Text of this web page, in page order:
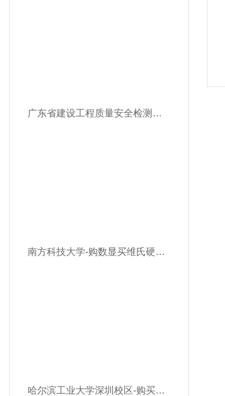
广东省建设工程质量安全检测总站有限公司-购买数显布洛维硬度计“奥龙芯”全自动洛氏硬度计自动转塔显微维氏硬度计
南方科技大学-购数显买维氏硬度计
哈尔滨工业大学深圳校区-购买数显显微维氏硬度计